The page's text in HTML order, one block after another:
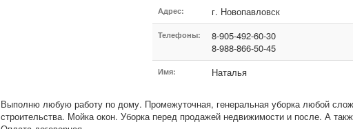
Адрес: г. Новопавловск
Телефоны:
8-905-492-60-30
8-988-866-50-45
Имя: Наталья
Выполню любую работу по дому. Промежуточная, генеральная уборка любой
строительства. Мойка окон. Уборка перед продажей недвижимости и после. А